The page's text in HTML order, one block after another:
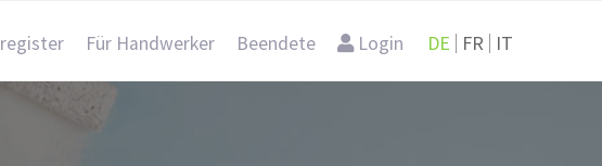
Für Handwerker Beendete Login DE FR IT